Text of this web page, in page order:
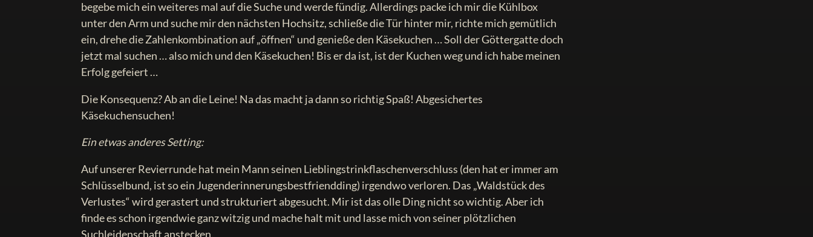
begebe mich ein weiteres mal auf die Suche und werde fündig. Allerdings packe ich mir die Kühlbox
unter den Arm und suche mir den nächsten Hochsitz, schließe die Tür hinter mir, richte mich gemütlich
ein, drehe die Zahlenkombination auf „öffnen“ und genieße den Käsekuchen … Soll der Göttergatte doch
jetzt mal suchen … also mich und den Käsekuchen! Bis er da ist, ist der Kuchen weg und ich habe meinen
Erfolg gefeiert …
Die Konsequenz? Ab an die Leine! Na das macht ja dann so richtig Spaß! Abgesichertes
Käsekuchensuchen!
Ein etwas anderes Setting:
Auf unserer Revierrunde hat mein Mann seinen Lieblingstrinkflaschenverschluss (den hat er immer am
Schlüsselbund, ist so ein Jugenderinnerungsbestfriendding) irgendwo verloren. Das „Waldstück des
Verlustes“ wird gerastert und strukturiert abgesucht. Mir ist das olle Ding nicht so wichtig. Aber ich
finde es schon irgendwie ganz witzig und mache halt mit und lasse mich von seiner plötzlichen
Suchleidenschaft anstecken.